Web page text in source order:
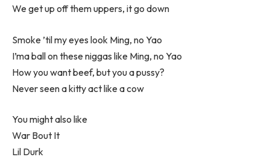
We get up off them uppers, it go down
Smoke ’til my eyes look Ming, no Yao
I’ma ball on these niggas like Ming, no Yao
How you want beef, but you a pussy?
Never seen a kitty act like a cow
You might also like
War Bout It
Lil Durk